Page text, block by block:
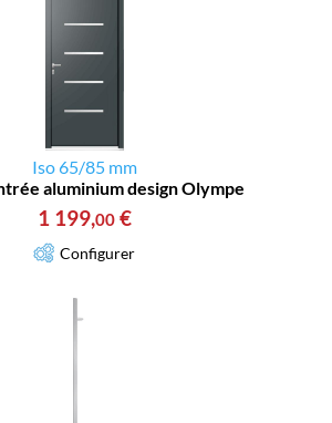
Iso 65/85 mm
aluminium design Olympe
1 199,00 €
Configurer